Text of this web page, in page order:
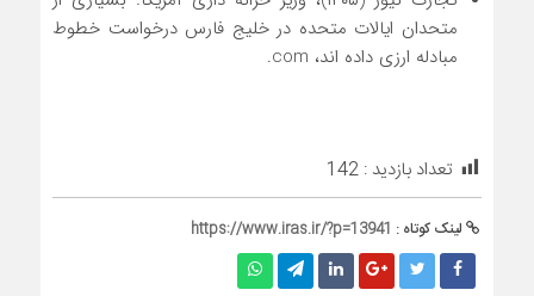
متحدان ایالات متحده در خلیج فارس درخواست خطوط
مبادله ارزی داده اند، com.
تعداد بازدید : 142
لینک کوتاه : https://www.iras.ir/?p=13941